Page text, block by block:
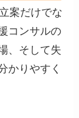
案だけでな
コンサルの
、そして失
かりやすく